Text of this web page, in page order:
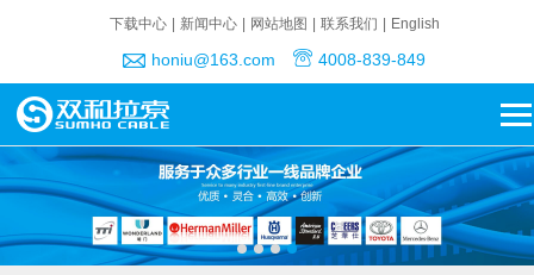
下载中心 新闻中心 网站地图 联系我们 English
honiu@163.com 4008-839-849